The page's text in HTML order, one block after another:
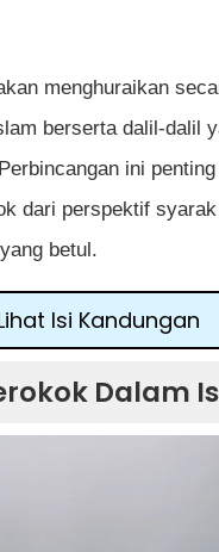
menghuraikan
berserta dalil-dalil
ini
dari perspektif
betul.
Isi Kandungan
Dalam